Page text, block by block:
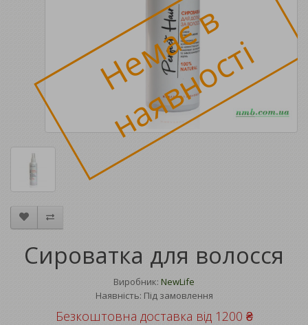
Н
е
м
а
є
в
н
а
я
в
н
о
с
т
і
Сироватка для волосся
Виробник: NewLife
Наявність: Під замовлення
Безкоштовна доставка від 1200 ₴